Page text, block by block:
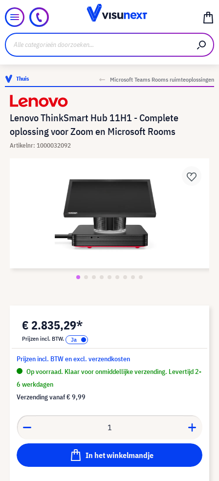
Thuis Microsoft Teams Rooms ruimteoplossingen
Lenovo ThinkSmart Hub 11H1 - Complete
oplossing voor Zoom en Microsoft Rooms
Artikelnr: 1000032092
€ 2.835,29*
Prijzen incl. BTW.
Prijzen incl. BTW en excl. verzendkosten
Op voorraad. Klaar voor onmiddellijke verzending. Levertijd 2-
6 werkdagen
Verzending vanaf€ 9,99
In het winkelmandje